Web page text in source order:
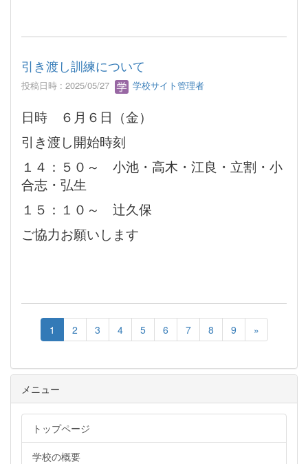
引き渡し訓練について
投稿日時 : 2025/05/27 学校サイト管理者
日時 ６月６日（金）
引き渡し開始時刻
１４：５０～ 小池・高木・江良・立割・小
合志・弘生
１５：１０～ 辻久保
ご協力お願いします
1 2 3 4 5 6 7 8 9 »
メニュー
トップページ
学校の概要